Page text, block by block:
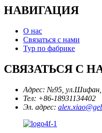
НАВИГАЦИЯ
О нас
Связаться с нами
Тур по фабрике
СВЯЗАТЬСЯ С
Адрес: №95, ул.Шифан,
Тел: +86-18931134402
Эл. адрес: